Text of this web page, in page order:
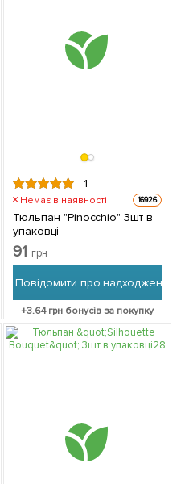
1
Немає в наявності 16926
Тюльпан "Pinocchio" 3шт в
упаковці
91 грн
Повідомити про надходження
+3.64грн бонусів за покупку